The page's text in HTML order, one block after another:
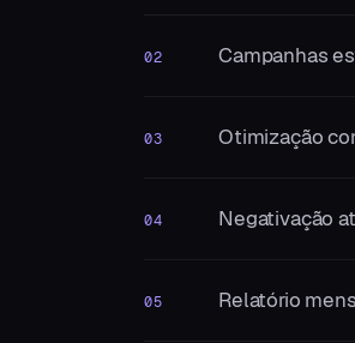
02 Campanhas
03 Otimização
04 Negativação
05 Relatório